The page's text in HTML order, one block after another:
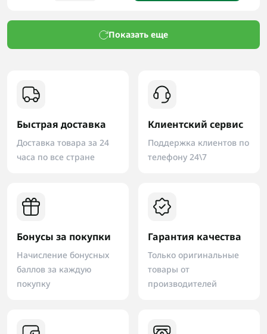
Показать еще
Быстрая доставка
Доставка товара за 24
часа по все стране
Клиентский сервис
Поддержка клиентов по
телефону 24\7
Бонусы за покупки
Начисление бонусных
баллов за каждую
покупку
Гарантия качества
Только оригинальные
товары от
производителей